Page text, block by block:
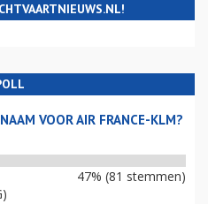
VOOR AIR FRANCE-KLM?
47% (81 stemmen)